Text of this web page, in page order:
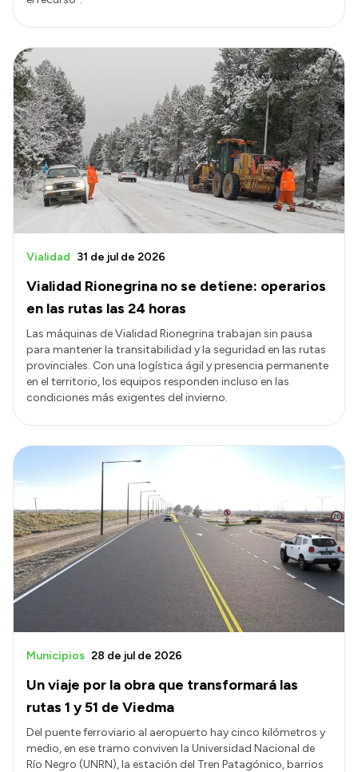
Vialidad Rionegrina no se detiene: operarios
en las rutas las 24 horas
Vialidad 31 de jul de 2026
Las máquinas de Vialidad Rionegrina trabajan sin pausa
para mantener la transitabilidad y la seguridad en las rutas
provinciales. Con una logística ágil y presencia permanente
en el territorio, los equipos responden incluso en las
condiciones más exigentes del invierno.
Un viaje por la obra que transformará las
rutas 1 y 51 de Viedma
Municipios 28 de jul de 2026
Del puente ferroviario al aeropuerto hay cinco kilómetros y
medio, en ese tramo conviven la Universidad Nacional de
Río Negro (UNRN), la estación del Tren Patagónico, barrios